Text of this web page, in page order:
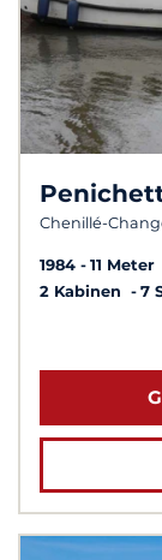
Chenillé-
1984
11 Meter
2 Kabinen
7